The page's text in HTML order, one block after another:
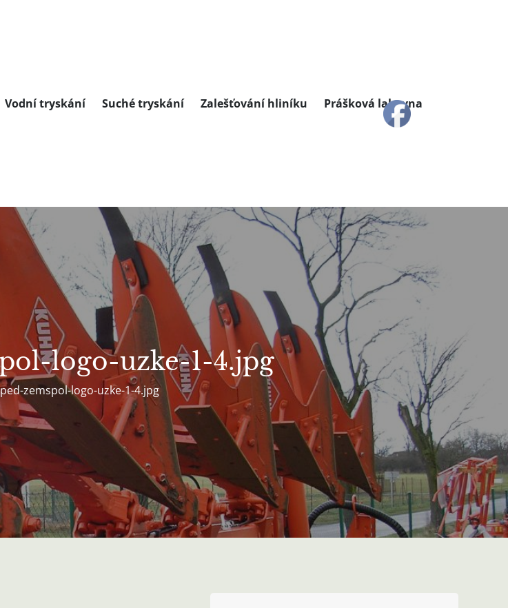
Vodní tryskání Suché tryskání Zalešťování hliníku Prášková lakovna
logo-uzke-1-4.jpg
zemspol-logo-uzke-1-4.jpg